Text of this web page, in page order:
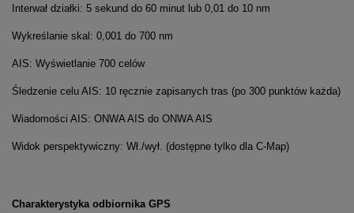
Interwał działki: 5 sekund do 60 minut lub 0,01 do 10 nm
Wykreślanie skal: 0,001 do 700 nm
AIS: Wyświetlanie 700 celów
Śledzenie celu AIS: 10 ręcznie zapisanych tras (po 300 punktów każda)
Wiadomości AIS: ONWA AIS do ONWA AIS
Widok perspektywiczny: Wł./wył. (dostępne tylko dla C-Map)
Charakterystyka odbiornika GPS